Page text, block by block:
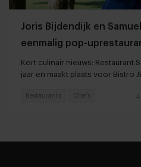
Joris Bijdendijk en
eenmalig pop-
Kort culinair nieuws: Restaurant
jaar en maakt plaats voor Bistro
Restaurants Chefs